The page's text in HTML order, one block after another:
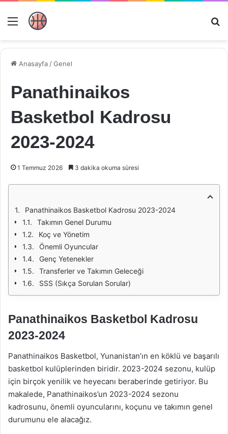
Menü
Anasayfa /Genel
Panathinaikos
Basketbol Kadrosu
2023-2024
1 Temmuz 2026 3 dakika okuma süresi
Panathinaikos Basketbol Kadrosu 2023-2024
Takımın Genel Durumu
Koç ve Yönetim
Önemli Oyuncular
Genç Yetenekler
Transferler ve Takımın Geleceği
SSS (Sıkça Sorulan Sorular)
Panathinaikos Basketbol Kadrosu
2023-2024
Panathinaikos Basketbol, Yunanistan’ın en köklü ve başarılı
basketbol kulüplerinden biridir. 2023-2024 sezonu, kulüp
için birçok yenilik ve heyecanı beraberinde getiriyor. Bu
makalede, Panathinaikos’un 2023-2024 sezonu
kadrosunu, önemli oyuncularını, koçunu ve takımın genel
durumunu ele alacağız.